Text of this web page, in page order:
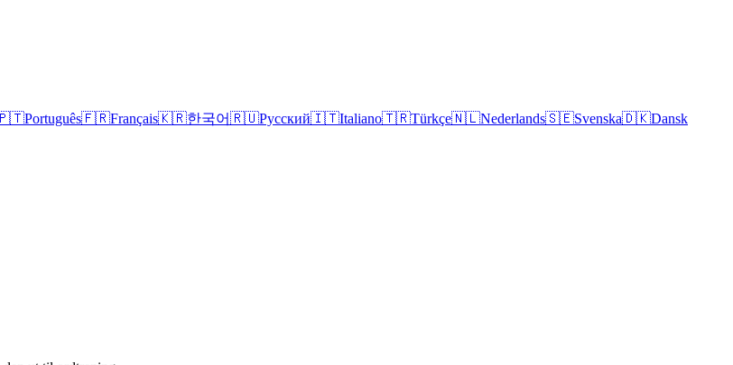
Português🇫🇷Français🇰🇷한국어🇷🇺Русский🇮🇹Italiano🇹🇷Türkçe🇳🇱Nederlands🇸🇪Svenska🇩🇰Dansk